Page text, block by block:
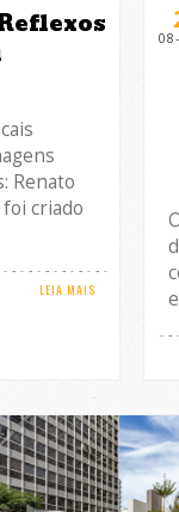
Renato
criado
LEIA MAIS